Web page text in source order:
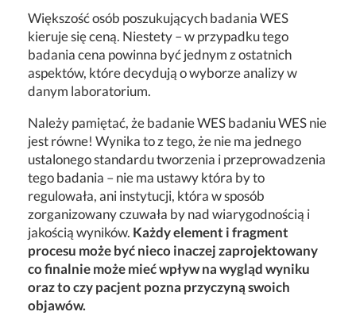
Większość osób poszukujących badania WES
kieruje się ceną. Niestety – w przypadku tego
badania cena powinna być jednym z ostatnich
aspektów, które decydują o wyborze analizy w
danym laboratorium.
Należy pamiętać, że badanie WES badaniu WES nie
jest równe! Wynika to z tego, że nie ma jednego
ustalonego standardu tworzenia i przeprowadzenia
tego badania – nie ma ustawy która by to
regulowała, ani instytucji, która w sposób
zorganizowany czuwała by nad wiarygodnością i
jakością wyników. Każdy element i fragment
procesu może być nieco inaczej zaprojektowany
co finalnie może mieć wpływ na wygląd wyniku
oraz to czy pacjent pozna przyczyną swoich
objawów.